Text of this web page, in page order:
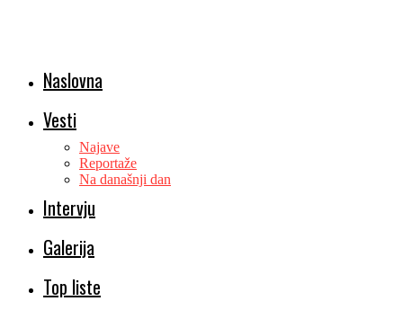
Naslovna
Vesti
Najave
Reportaže
Na današnji dan
Intervju
Galerija
Top liste